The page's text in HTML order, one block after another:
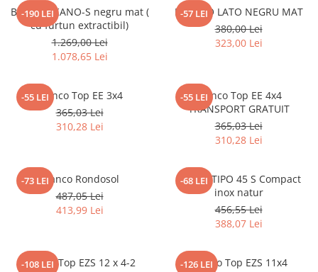
Inductie
Mixte
Plite cu hota integrata
-190 LEI
BLANCO KANO-S negru mat (
cu furtun extractibil)
1.269,00 Lei
1.078,65 Lei
-57 LEI
BLANCO LATO NEGRU MAT
380,00 Lei
323,00 Lei
-55 LEIBlanco Top EE 3x4
365,03 Lei
310,28 Lei
-55 LEIBlanco Top EE 4x4
TRANSPORT GRATUIT
365,03 Lei
310,28 Lei
-73 LEIBlanco Rondosol
487,05 Lei
413,99 Lei
-68 LEI
Blanco TIPO 45 S Compact
inox natur
456,55 Lei
388,07 Lei
-108 LEI
Blanco Top EZS 12 x 4-2
-126 LEI
Blanco Top EZS 11x4